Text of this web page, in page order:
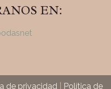
EN:
de privacidad Política de